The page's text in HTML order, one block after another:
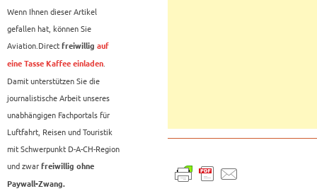
Wenn Ihnen dieser Artikel
gefallen hat, können Sie
Aviation.Direct freiwillig auf
eine Tasse Kaffee einladen.
Damit unterstützen Sie die
journalistische Arbeit unseres
unabhängigen Fachportals für
Luftfahrt, Reisen und Touristik
mit Schwerpunkt D-A-CH-Region
und zwar freiwillig ohne
Paywall-Zwang.